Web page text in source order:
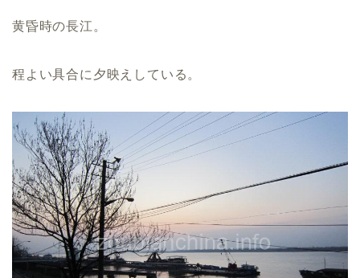
黄昏時の長江。
程よい具合に夕映えしている。